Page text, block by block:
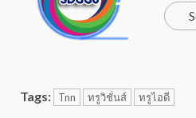
Tags: Tnn ทรูวิชั่นส์ ทรูไอดี